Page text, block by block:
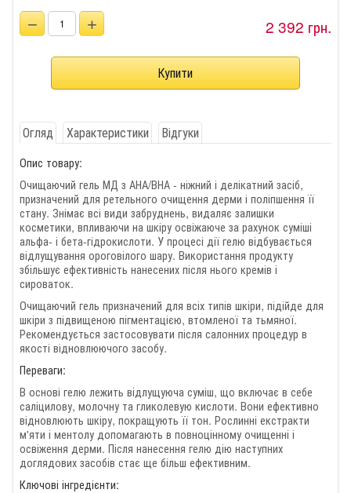
− + 2 392 грн.
Огляд Характеристики Відгуки
Опис товару:
Очищаючий гель МД з АНА/ВНА - ніжний і делікатний засіб,
призначений для ретельного очищення дерми і поліпшення її
стану. Знімає всі види забруднень, видаляє залишки
косметики, впливаючи на шкіру освіжаюче за рахунок суміші
альфа- і бета-гідрокислоти. У процесі дії гелю відбувається
відлущування ороговілого шару. Використання продукту
збільшує ефективність нанесених після нього кремів і
сироваток.
Очищаючий гель призначений для всіх типів шкіри, підійде для
шкіри з підвищеною пігментацією, втомленої та тьмяної.
Рекомендується застосовувати після салонних процедур в
якості відновлюючого засобу.
Переваги:
В основі гелю лежить відлущуюча суміш, що включає в себе
саліцилову, молочну та гликолевую кислоти. Вони ефективно
відновлюють шкіру, покращують її тон. Рослинні екстракти
м'яти і ментолу допомагають в повноцінному очищенні і
освіження дерми. Після нанесення гелю дію наступних
доглядових засобів стає ще більш ефективним.
Ключові інгредієнти: